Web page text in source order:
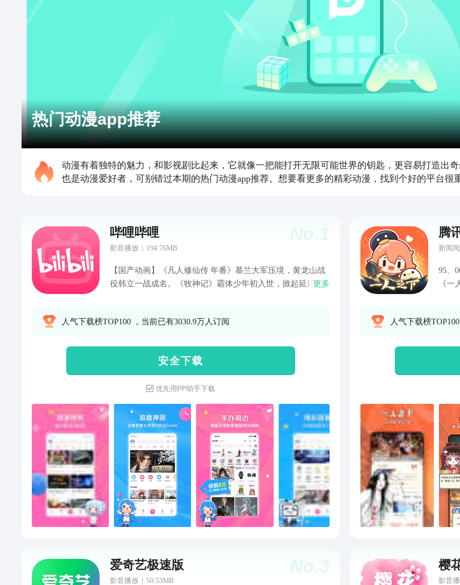
热门动漫app推荐
动漫有着独特的魅力，和影视剧比起来，它就像一把能打开无限可能世界的钥匙，更容易打造出
也是动漫爱好者，可别错过本期的热门动漫app推荐。想要看更多的精彩动漫，找到个好的平台很
No.1
哔哩哔哩
影音播放 194.76MB
【国产动画】《凡人修仙传 年番》慕兰大军压境，黄龙山战
役韩立一战成名。《牧神记》霸体少年初入世，掀起延康浩
理记忆，去创造你想要的结局吧！《成也萧河》学霸游戏恋
的开始，《判处勇者刑》正在热播！轻松快乐又隐有酸涩，
像极了青春！《正相反的你与我》甜蜜上映中！变身骑士拯
救世界，《假面骑士ZZZ》任务继续！还有海量精彩番剧内
容等着你，快来与小伙伴们一同观看吧！！【电影】《消失
的人》热播中，居民楼离奇案件谁才是幕后真凶！《寒战
1994》热播中，顶配港星阵容，97前夜上演四方权斗！《超
级马力欧银河大电影》热播中，水管工这回上天了！《河狸
变身计划》热播中，大火蜥蜴表情包出处，一起尖叫吧！
《猪猪侠大电影之竞速小英雄》热播中，猪猪侠开飞车啦！
【电视剧】《昭阳公主》独播中！寒门学子李宏毅意外与公
主孔雪儿一夜春风后却被抛弃？看状元面首与执政公主相爱
相杀！《屌丝女士》系列B站持续热播中！精神状态遥遥领先
的屌丝女士来袭，名场面一波接一波笑到停不下来！《心间
错》朱正廷怀揣半心，意外邂逅千年灵柳哈妮克孜，奇案迭
《万物生灵》系列B站持续热播中！乡村兽医治愈生灵，沉浸
式感受温馨田园时光！《神秘博士》全系列B站持续热播中！
更多
人气下载榜TOP100 ，当前已有3030.9万人订阅
安 全 下 载
优先用PP助手下载
腾
新闻
95、
《
帅哥
陷入
妖如
的
自
有
王（
大陆
血，
味
首
棚。
★每
史、
人气下载榜
No.3
爱奇艺极速版
影音播放 50.53MB
樱
影音